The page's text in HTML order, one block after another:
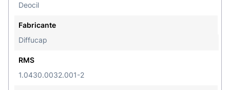
Deocil
Fabricante
Diffucap
RMS
1.0430.0032.001-2